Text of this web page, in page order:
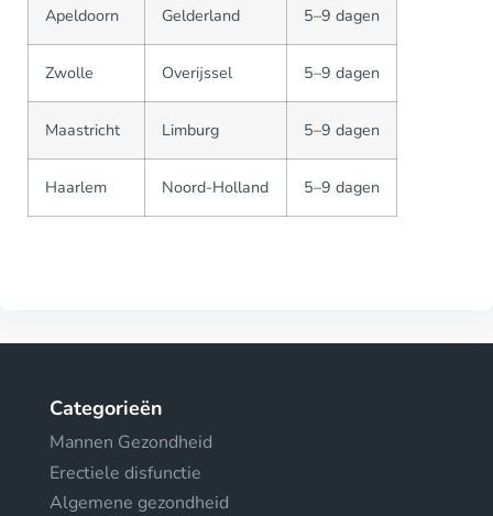
Apeldoorn Gelderland 5–9 dagen
Zwolle Overijssel 5–9 dagen
Maastricht Limburg 5–9 dagen
Haarlem Noord-Holland 5–9 dagen
Categorieën
Mannen Gezondheid
Erectiele disfunctie
Algemene gezondheid